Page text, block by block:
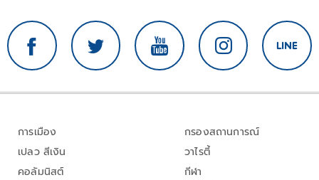
การเมือง
เปลว สีเงิน
คอลัมนิสต์
กรองสถานการณ์
วาไรตี้
กีฬา